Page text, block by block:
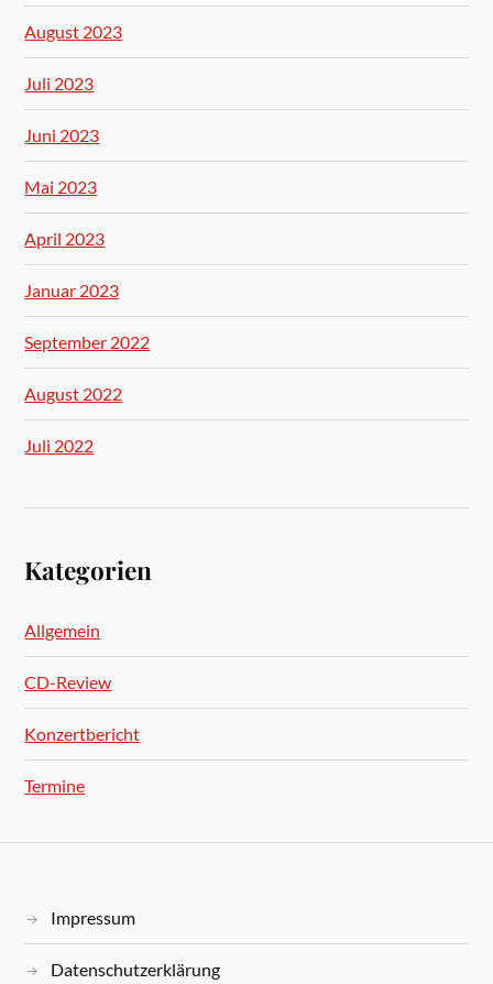
August 2023
Juli 2023
Juni 2023
Mai 2023
April 2023
Januar 2023
September 2022
August 2022
Juli 2022
Kategorien
Allgemein
CD-Review
Konzertbericht
Termine
Impressum
Datenschutzerklärung